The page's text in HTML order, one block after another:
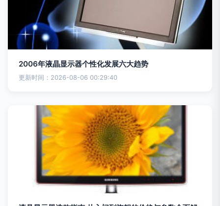
2006年液晶显示器个性化发展六大趋势
更新时间：2026-08-06 00:29:40